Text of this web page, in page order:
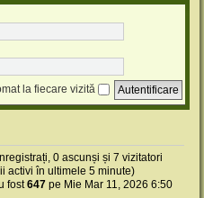
la fiecare vizită
0 ascunși și 7 vizitatori
activi în ultimele 5 minute)
fost647 pe Mie Mar 11, 2026 6:50